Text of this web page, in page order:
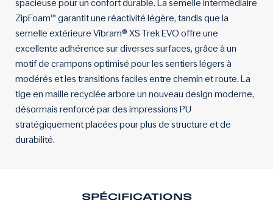
spacieuse pour un confort durable. La semelle intermédiaire
ZipFoam™ garantit une réactivité légère, tandis que la
semelle extérieure Vibram® XS Trek EVO offre une
excellente adhérence sur diverses surfaces, grâce à un
motif de crampons optimisé pour les sentiers légers à
modérés et les transitions faciles entre chemin et route. La
tige en maille recyclée arbore un nouveau design moderne,
désormais renforcé par des impressions PU
stratégiquement placées pour plus de structure et de
durabilité.
SPÉCIFICATIONS